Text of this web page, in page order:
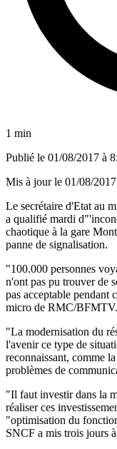
1 min
Publié le 01/08/2017 à
Mis à jour le 01/08/
Le secrétaire d'Etat au
a qualifié mardi
chaotique à la gare
panne de signalisation.
"100.000 personnes
n'ont pas pu trouver de
pas acceptable pendant
micro de RMC/BFMTV.
"La modernisation du
l'avenir ce type de
reconnaissant, comme
problèmes de
"Il faut investir dans la
réaliser ces
"optimisation du
SNCF a mis trois jours